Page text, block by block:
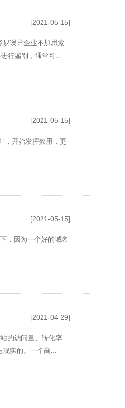
[2021-05-15]
误导企业不加思索
行鉴别，通常可...
[2021-05-15]
，开始发挥效用，更
[2021-05-15]
，因为一个好的域名
[2021-04-29]
的访问量、转化率
实的。一个高...